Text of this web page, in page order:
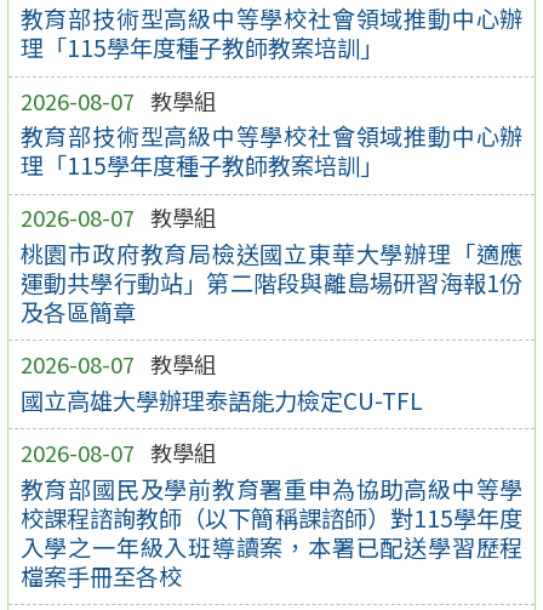
教育部技術型高級中等學校社會領域推動中心辦
理「115學年度種子教師教案培訓」
2026-08-07 教學組
教育部技術型高級中等學校社會領域推動中心辦
理「115學年度種子教師教案培訓」
2026-08-07 教學組
桃園市政府教育局檢送國立東華大學辦理「適應
運動共學行動站」第二階段與離島場研習海報1份
及各區簡章
2026-08-07 教學組
國立高雄大學辦理泰語能力檢定CU-TFL
2026-08-07 教學組
教育部國民及學前教育署重申為協助高級中等學
校課程諮詢教師（以下簡稱課諮師）對115學年度
入學之一年級入班導讀案，本署已配送學習歷程
檔案手冊至各校